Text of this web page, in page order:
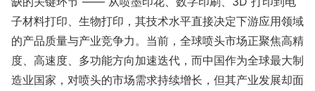
子材料打印、生物打印，其技术水平直接决定下游应用领域
的产品质量与产业竞争力。当前，全球喷头市场正聚焦高精
度、高速度、多功能方向加速迭代，而中国作为全球最大制
造业国家，对喷头的市场需求持续增长，但其产业发展却面